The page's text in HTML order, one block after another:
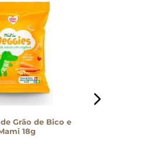
Grão de Bico e
18g